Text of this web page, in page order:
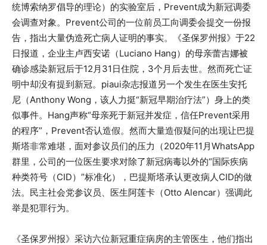
统博索纳罗倡导的理论）的实验室后，Prevent成为新冠调委
会调查对象。Prevent公司的一位前员工向调委会提交一份报
告，指出大量伪造死亡病人证明的事实。《圣保罗州报》于22
日报道，企业主卢西安诺（Luciano Hang）的母亲蕾吉娜被
确诊感染新冠后于12月31日住院，3个月后去世。然而死亡证
明中却没有提到新冠。piaui杂志报道另一个发生在医生安托
尼（Anthony Wong，该人力挺“新冠早期治疗法”）身上的类
似事件。Hang声称“母亲死于新冠并发症，信任Prevent采用
的程序”，Prevent否认造假。然而大量造假疑问的出现让巴提
斯塔非常难堪，面对参议员们的压力（2020年11月WhatsApp
群里，公司的一位医生要求对除了新冠病毒以外的“国际疾病
种类符号（CID）”标准化），巴提斯塔承认更改病人CID的做
法。民主社会党参议员、医生阿莲卡（Otto Alencar）强调此
举是犯罪行为。
《圣保罗州报》采访六位新冠重症病房的主管医生，他们指出